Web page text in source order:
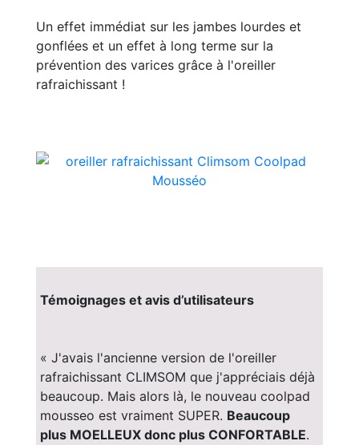
Un effet immédiat sur les jambes lourdes et
gonflées et un effet à long terme sur la
prévention des varices grâce à l'oreiller
rafraichissant !
Témoignages et avis d’utilisateurs
« J'avais l'ancienne version de l'oreiller
rafraichissant CLIMSOM que j'appréciais déjà
beaucoup. Mais alors là, le nouveau coolpad
mousseo est vraiment SUPER. Beaucoup
plus MOELLEUX donc plus CONFORTABLE.